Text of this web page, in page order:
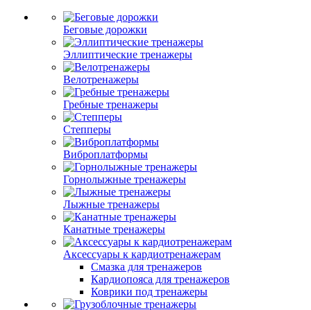
Беговые дорожки
Эллиптические тренажеры
Велотренажеры
Гребные тренажеры
Степперы
Виброплатформы
Горнолыжные тренажеры
Лыжные тренажеры
Канатные тренажеры
Аксессуары к кардиотренажерам
Смазка для тренажеров
Кардиопояса для тренажеров
Коврики под тренажеры